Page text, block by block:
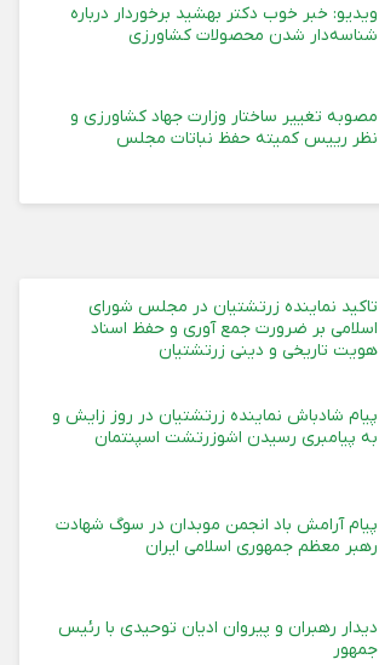
ویدیو: خبر خوب دکتر بهشید برخوردار درباره
شناسه‌دار شدن محصولات کشاورزی
مصوبه تغییر ساختار وزارت جهاد کشاورزی و
نظر رییس کمیته حفظ نباتات مجلس
تاکید نماینده زرتشتیان در مجلس شورای
اسلامی بر ضرورت جمع آوری و حفظ اسناد
هویت تاریخی و دینی زرتشتیان
پیام شادباش نماینده زرتشتیان در روز زایش و
به پیامبری رسیدن اشوزرتشت اسپنتمان
پیام آرامش باد انجمن موبدان در سوگ شهادت
رهبر معظم جمهوری اسلامی ایران
دیدار رهبران و پیروان ادیان توحیدی با رئیس
جمهور